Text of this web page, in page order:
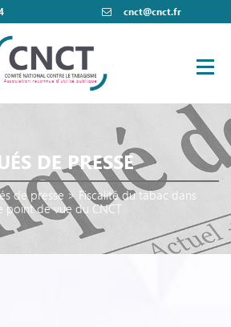
cnct@cnct.fr
DE PRESSE
de presse > Fiscalité du tabac dans
point de vue du CNCT